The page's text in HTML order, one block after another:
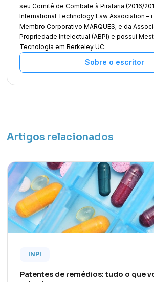
seu Comitê de Combate à Pirataria (2016/
International Technology Law Association –
Membro Corporativo MARQUES; e da
Propriedade Intelectual (ABPI) e possui
Tecnologia em Berkeley UC.
Sobre o escritor
Artigos relacionados
INPI
Patentes de remédios: tudo o que